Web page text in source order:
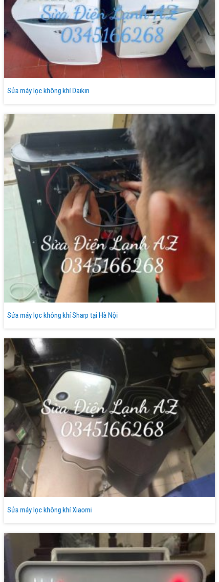
Sửa máy lọc không khí Daikin
Sửa máy lọc không khí Sharp tại Hà Nội
Sửa máy lọc không khí Xiaomi